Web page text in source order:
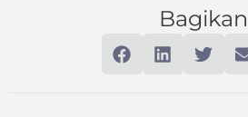
Bagikan